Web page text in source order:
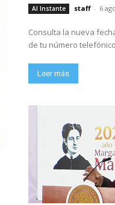
Al Instante staff - 6
Consulta la nueva
de tu número telefónico
Leer más